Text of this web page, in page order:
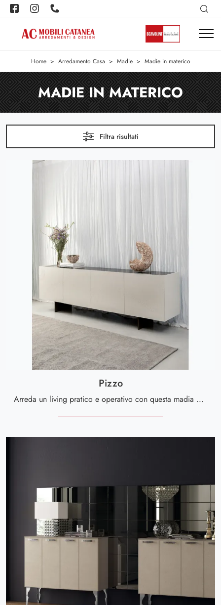
Home > Arredamento Casa > Madie > Madie in materico
MADIE IN MATERICO
Filtra risultati
Pizzo
Arreda un living pratico e operativo con questa madia Pizzo di Tonin Casa: scopri le più originali Madie in materico.